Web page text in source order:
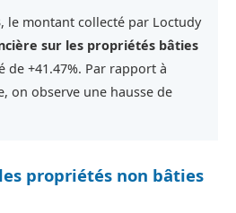
le montant collecté par Loctudy
sur les propriétés bâties
de +41.47%. Par rapport à
on observe une hausse de
propriétés non bâties